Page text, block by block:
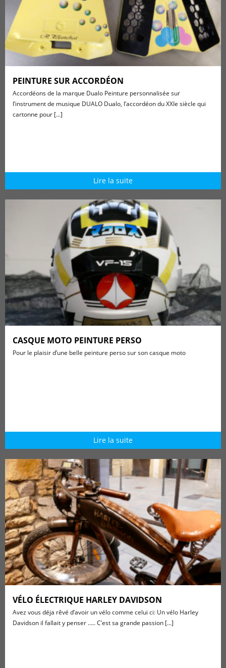
PEINTURE SUR ACCORDÉON
Accordéons de la marque Dualo Peinture personnalisée sur
l’instrument de musique DUALO Dualo, l’accordéon du XXIe siècle qui
cartonne pour [...]
Lire la suite
CASQUE MOTO PEINTURE PERSO
Pour le plaisir d’une belle peinture perso sur son casque moto
Lire la suite
VÉLO ÉLECTRIQUE HARLEY DAVIDSON
Avez vous déja rêvé d’avoir un vélo comme celui ci: Un vélo Harley
Davidson il fallait y penser ….. C’est sa grande passion [...]